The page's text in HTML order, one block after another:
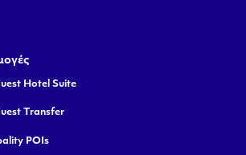
Hotel Suite
Transfer
POIs